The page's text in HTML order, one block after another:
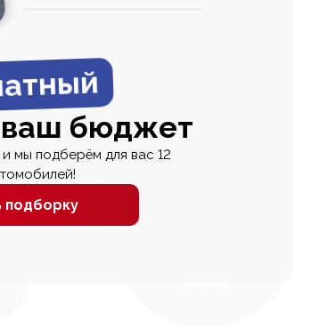
бюджет
мы подберём для вас 12
подборку